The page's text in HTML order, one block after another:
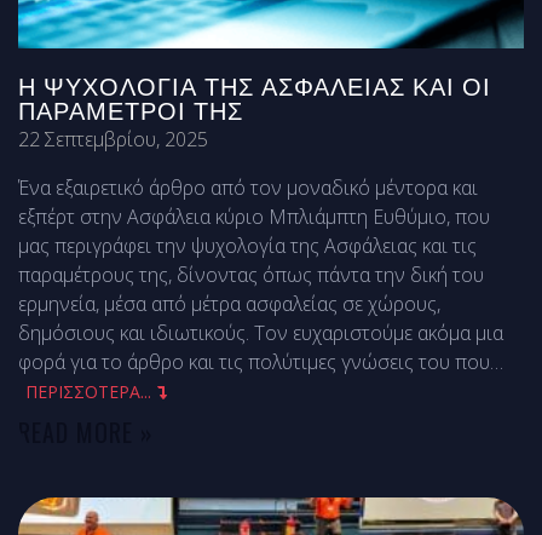
Η ΨΥΧΟΛΟΓΙΑ ΤΗΣ ΑΣΦΑΛΕΙΑΣ ΚΑΙ ΟΙ
ΠΑΡΑΜΕΤΡΟΙ ΤΗΣ
22 Σεπτεμβρίου, 2025
Ένα εξαιρετικό άρθρο από τον μοναδικό μέντορα και
εξπέρτ στην Ασφάλεια κύριο Μπλιάμπτη Ευθύμιο, που
μας περιγράφει την ψυχολογία της Ασφάλειας και τις
παραμέτρους της, δίνοντας όπως πάντα την δική του
ερμηνεία, μέσα από μέτρα ασφαλείας σε χώρους,
δημόσιους και ιδιωτικούς. Τον ευχαριστούμε ακόμα μια
φορά για το άρθρο και τις πολύτιμες γνώσεις του που…
ΠΕΡΙΣΣΟΤΕΡΑ...